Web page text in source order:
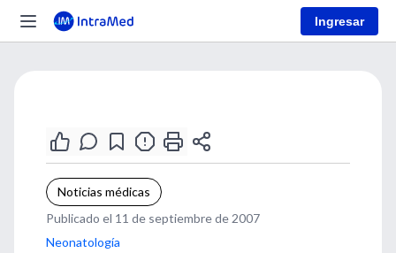
Ingresar
Noticias médicas
Publicado el 11 de septiembre de 2007
Neonatología